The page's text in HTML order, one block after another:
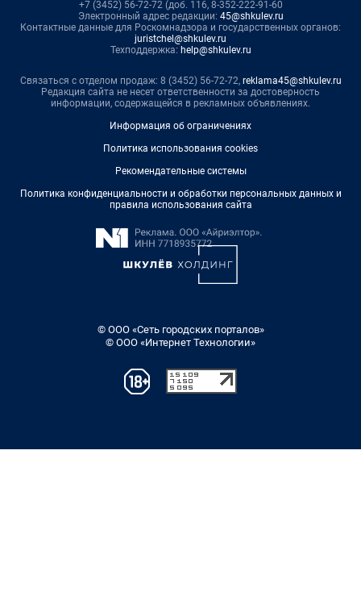
+7 (3452) 56-72-72 (доб. 116, 8-352-222-91-60
Электронный адрес редакции: 45@shkulev.ru
Контактные данные для Роскомнадзора и государственных органов:
juristchel@shkulev.ru
Техподдержка: help@shkulev.ru
Связаться с отделом продаж: 8 (3452) 56-72-72, reklama45@shkulev.ru
Редакция сайта не несет ответственности за достоверность
информации, содержащейся в рекламных объявлениях.
Информация об ограничениях
Политика использования cookies
Рекомендательные системы
Политика конфиденциальности и обработки персональных данных и
правила использования сайта
© ООО «Сеть городских порталов»
© ООО «Интернет Технологии»